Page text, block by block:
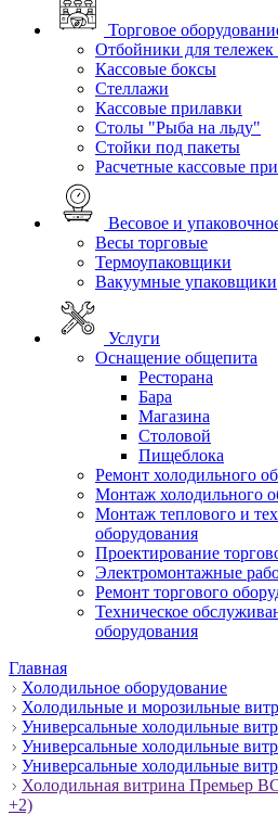
Торговое
Отбойники для тележек
Кассовые боксы
Стеллажи
Кассовые прилавки
Столы "Рыба на льду"
Стойки под пакеты
Расчетные кассовые
Весовое и
Весы торговые
Термоупаковщики
Вакуумные упаковщики
Услуги
Оснащение общепита
Ресторана
Бара
Магазина
Столовой
Пищеблока
Ремонт холодильного
Монтаж холодильного
Монтаж теплового и
оборудования
Проектирование
Электромонтажные
Ремонт торгового
Техническое
оборудования
Главная
Холодильное оборудование
Холодильные и морозильные
Универсальные холодильные
Универсальные холодильные
Универсальные холодильные
Холодильная витрина Премьер
+2)